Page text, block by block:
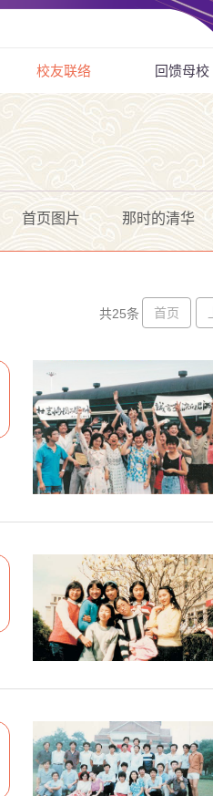
校友联络 回馈母校
首页图片 那时的清华
共25条 首页